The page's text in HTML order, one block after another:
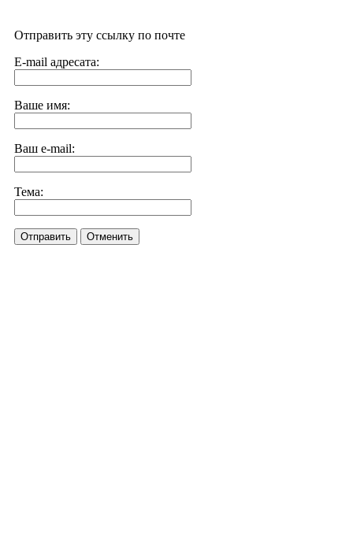
Отправить эту ссылку по почте
E-mail адресата:
Ваше имя:
Ваш e-mail:
Тема:
Отправить Отменить